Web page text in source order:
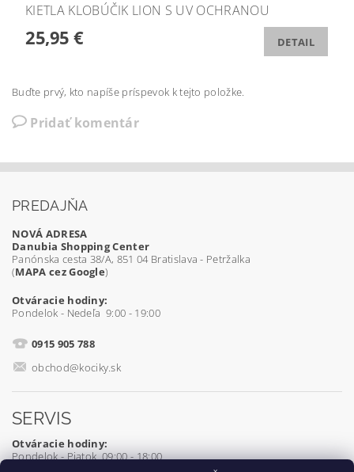
KIETLA KLOBÚČIK LION S UV OCHRANOU
25,95 € DETAIL
Buďte prvý, kto napíše príspevok k tejto položke.
Pridať komentár
PREDAJŇA
NOVÁ ADRESA
Danubia Shopping Center
Panónska cesta 38/A, 851 04 Bratislava - Petržalka
(MAPA cez Google)
Otváracie hodiny:
Pondelok - Nedeľa 9:00 - 19:00
0915 905 788
obchod@kociky.sk
SERVIS
Otváracie hodiny:
Pondelok - Piatok 09:00 - 18:00